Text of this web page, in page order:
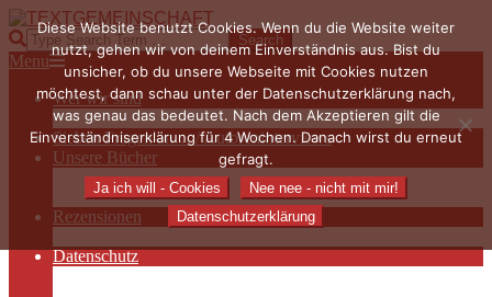
Skip
to
content
TEXTGEMEINSCHAFT
Search
Primary
Navigation
Menu
Menu
Wer wir sind
Die Hauptakteurinnen
Sieben Fragen an… / Autoreninterviews
Unsere Bücher
Autorenservices
Autorenprofile
Rezensionen
Datenschutz
Diese Website benutzt Cookies. Wenn du die Website weiter
nutzt, gehen wir von deinem Einverständnis aus. Bist du
unsicher, ob du unsere Webseite mit Cookies nutzen
möchtest, dann schau unter der Datenschutzerklärung nach,
was genau das bedeutet. Nach dem Akzeptieren gilt die
Einverständniserklärung für 4 Wochen. Danach wirst du erneut
gefragt.
Ja ich will - Cookies
Nee nee - nicht mit mir!
Datenschutzerklärung